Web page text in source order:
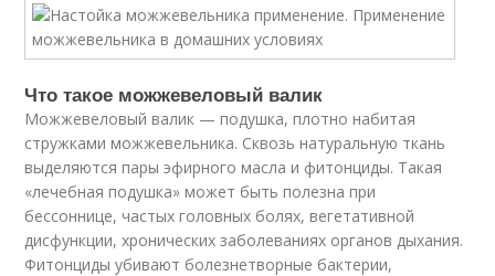
Что такое можжевеловый валик
Можжевеловый валик — подушка, плотно набитая
стружками можжевельника. Сквозь натуральную ткань
выделяются пары эфирного масла и фитонциды. Такая
«лечебная подушка» может быть полезна при
бессоннице, частых головных болях, вегетативной
дисфункции, хронических заболеваниях органов дыхания.
Фитонциды убивают болезнетворные бактерии,